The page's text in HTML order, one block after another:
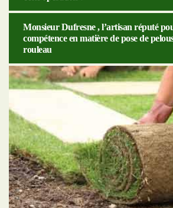
Monsieur Dufresne , l’artisan réputé
compétence en matière de pose de
rouleau